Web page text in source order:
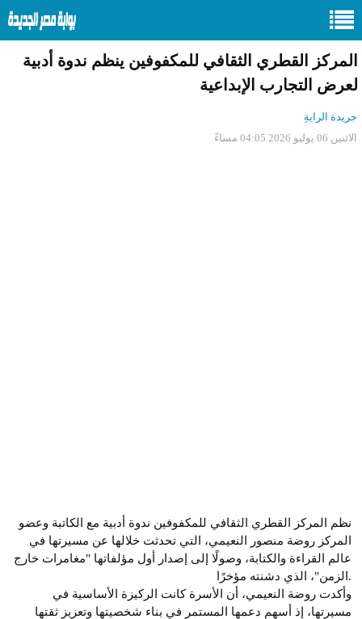
المركز القطري الثقافي للمكفوفين ينظم ندوة أدبية
لعرض التجارب الإبداعية
جريدة الرايةِ
الاثنين 06 يوليو 2026 04:05 مساءً
نظم المركز القطري الثقافي للمكفوفين ندوة أدبية مع الكاتبة وعضو
المركز روضة منصور النعيمي، التي تحدثت خلالها عن مسيرتها في
عالم القراءة والكتابة، وصولًا إلى إصدار أول مؤلفاتها "مغامرات خارج
الزمن"، الذي دشنته مؤخرًا.
وأكدت روضة النعيمي، أن الأسرة كانت الركيزة الأساسية في
مسيرتها، إذ أسهم دعمها المستمر في بناء شخصيتها وتعزيز ثقتها